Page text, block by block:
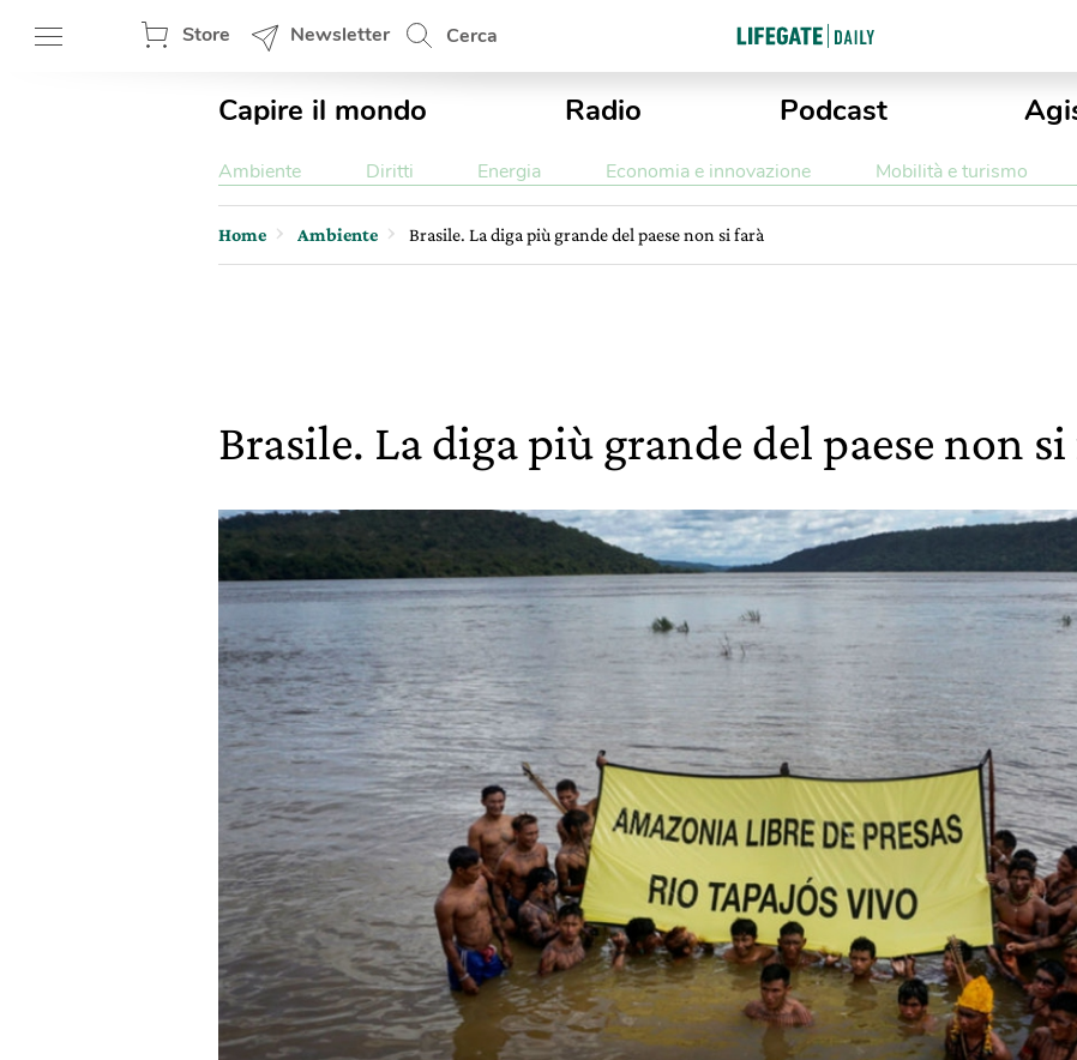
Store Newsletter Cerca
Capire il mondo Radio Podcast
Ambiente Diritti Energia Economia e innovazione Mobilità e turismo
Home Ambiente Brasile. La diga più grande del paese non si farà
Brasile. La diga più grande del paese non